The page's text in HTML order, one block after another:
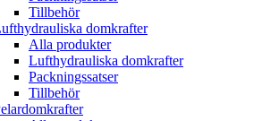
Tillbehör
domkrafter
Alla produkter
Lufthydrauliska domkrafter
Packningssatser
Tillbehör